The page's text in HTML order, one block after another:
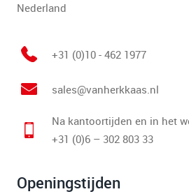
Nederland
+31 (0)10 - 462 1977
sales@vanherkkaas.nl
Na kantoortijden en in het
+31 (0)6 – 302 803 33
Openingstijden